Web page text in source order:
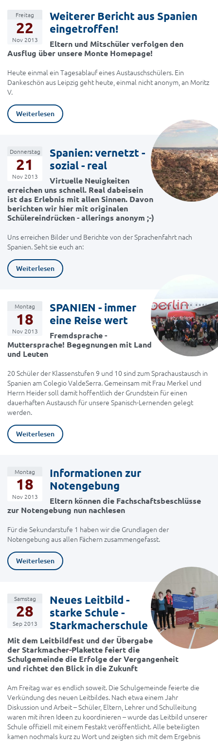
Freitag
22
Nov 2013
Weiterer Bericht aus Spanien
eingetroffen!
Eltern und Mitschüler verfolgen den
Ausflug über unsere Monte Homepage!
Heute einmal ein Tagesablauf eines Austauschschülers. Ein
Dankeschön aus Leipzig geht heute, einmal nicht anonym, an Moritz
V.
Weiterlesen
Donnerstag
21
Nov 2013
Spanien: vernetzt -
sozial - real
Virtuelle Neuigkeiten
erreichen uns schnell. Real dabeisein
ist das Erlebnis mit allen Sinnen. Davon
berichten wir hier mit originalen
Schülereindrücken - allerings anonym ;-)
Uns erreichen Bilder und Berichte von der Sprachenfahrt nach
Spanien. Seht sie euch an:
Weiterlesen
Montag
18
Nov 2013
SPANIEN - immer
eine Reise wert
Fremdsprache -
Muttersprache! Begegnungen mit Land
und Leuten
20 Schüler der Klassenstufen 9 und 10 sind zum Sprachaustausch in
Spanien am Colegio ValdeSerra. Gemeinsam mit Frau Merkel und
Herrn Heider soll damit hoffentlich der Grundstein für einen
dauerhaften Austausch für unsere Spanisch-Lernenden gelegt
werden.
Weiterlesen
Montag
18
Nov 2013
Informationen zur
Notengebung
Eltern können die Fachschaftsbeschlüsse
zur Notengebung nun nachlesen
Für die Sekundarstufe 1 haben wir die Grundlagen der
Notengebung aus allen Fächern zusammengefasst.
Weiterlesen
Samstag
28
Sep 2013
Neues Leitbild -
starke Schule -
Starkmacherschule
Mit dem Leitbildfest und der Übergabe
der Starkmacher-Plakette feiert die
Schulgemeinde die Erfolge der Vergangenheit
und richtet den Blick in die Zukunft
Am Freitag war es endlich soweit. Die Schulgemeinde feierte die
Verkündung des neuen Leitbildes. Nach etwa einem Jahr
Diskussion und Arbeit – Schüler, Eltern, Lehrer und Schulleitung
waren mit ihren Ideen zu koordinieren – wurde das Leitbild unserer
Schule offiziell mit einem Festakt veröffentlicht. Alle beteiligten
kamen nochmals kurz zu Wort und zeigten sich mit dem Ergebnis